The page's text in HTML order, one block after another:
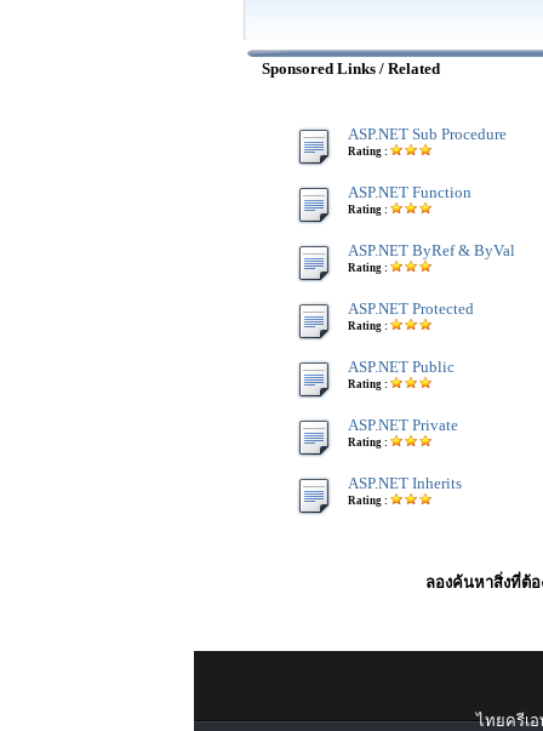
Sponsored Links / Related
ASP.NET Sub Procedure
Rating :
ASP.NET Function
Rating :
ASP.NET ByRef & ByVal
Rating :
ASP.NET Protected
Rating :
ASP.NET Public
Rating :
ASP.NET Private
Rating :
ASP.NET Inherits
Rating :
ลองค้นหาสิ่งที่ต้อ
ไทยครีเอ